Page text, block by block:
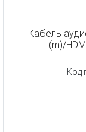
Кабель
(m)/
Код